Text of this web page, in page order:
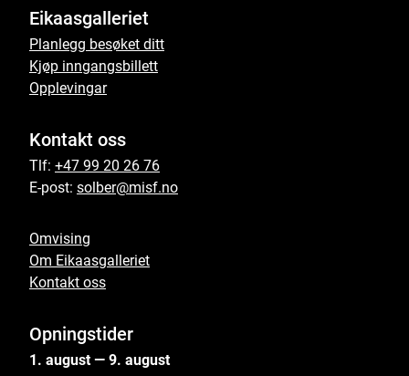
Eikaasgalleriet
Planlegg besøket ditt
Kjøp inngangsbillett
Opplevingar
Kontakt oss
Tlf: +47 99 20 26 76
E-post: solber@misf.no
Omvising
Om Eikaasgalleriet
Kontakt oss
Opningstider
1. august — 9. august